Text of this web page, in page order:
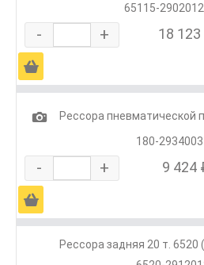
65115-
- + 18
Ä
1
Рессора пневматической
180-
- + 9 424
Ä
Рессора задняя 20 т.